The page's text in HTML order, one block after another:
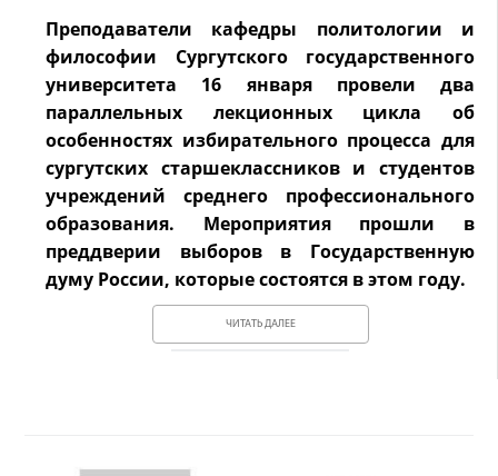
Преподаватели кафедры политологии и
философии Сургутского государственного
университета 16 января провели два
параллельных лекционных цикла об
особенностях избирательного процесса для
сургутских старшеклассников и студентов
учреждений среднего профессионального
образования. Мероприятия прошли в
преддверии выборов в Государственную
думу России, которые состоятся в этом году.
ЧИТАТЬ ДАЛЕЕ